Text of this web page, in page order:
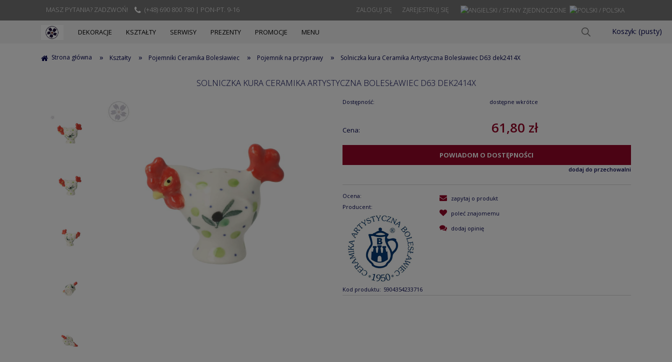
MASZ PYTANIA? ZADZWOŃ! (+48) 690 800 780 | PON-PT. 9-16 ZAREJESTRUJ SIĘ
ZALOGUJ SIĘ
Koszyk: (pusty)
DEKORACJE KSZTAŁTY SERWISY PREZENTY PROMOCJE MENU
Strona główna » Kształty » Pojemniki Ceramika Bolesławiec » Pojemnik na przyprawy » Solniczka kura Ceramika Artystyczna Bolesławiec D63 dek2414X
SOLNICZKA KURA CERAMIKA ARTYSTYCZNA BOLESŁAWIEC D63 DEK2414X
Dostępność: dostępne wkrótce
Cena: 61,80 zł
POWIADOM O DOSTĘPNOŚCI
dodaj do przechowalni
Ocena:
Producent:
Kod produktu: 5904354233716
zapytaj o produkt
poleć znajomemu
dodaj opinię